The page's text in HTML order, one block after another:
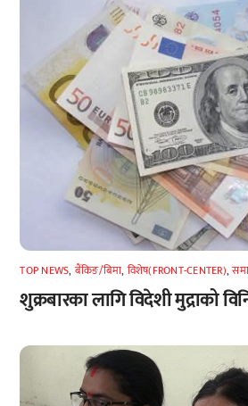
TOP NEWS, बैंकिङ/बिमा, विशेष(FRONT-CENTER),
शुक्रबारका लागि विदेशी मुद्राको